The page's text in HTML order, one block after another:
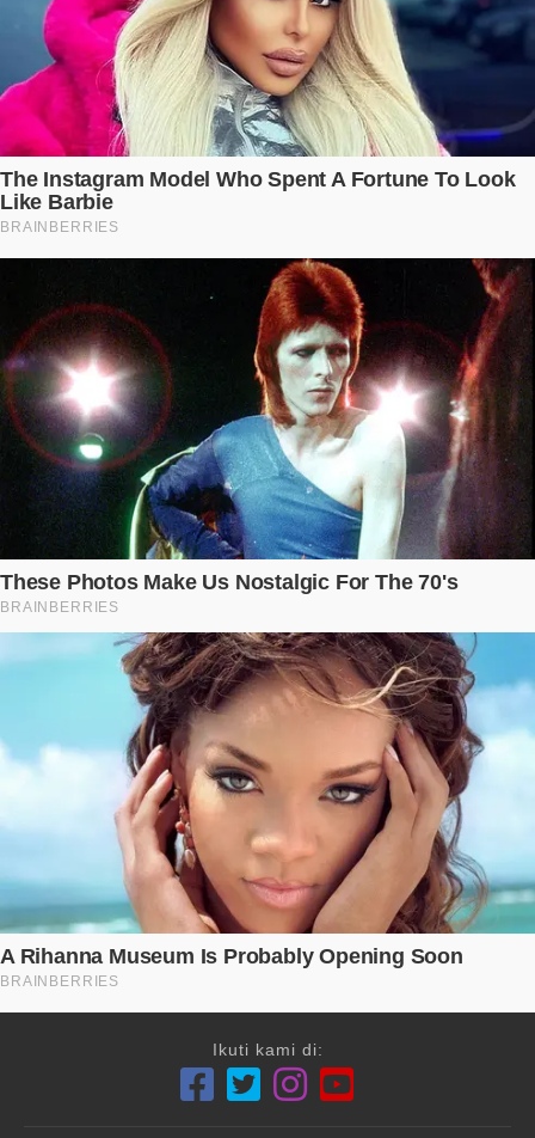
Ikuti kami di: